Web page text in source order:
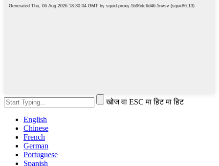
खोज वा ESC मा हिट मा हिट
English
Chinese
French
German
Portuguese
Spanish